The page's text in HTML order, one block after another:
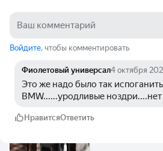
Войдите, чтобы комментировать
Фиолетовый универсал4 октября
Это же надо было так испоганить
BMW......уродливые
НравитсяОтветить